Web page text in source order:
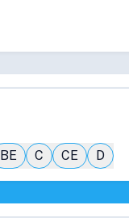
BE C CE D